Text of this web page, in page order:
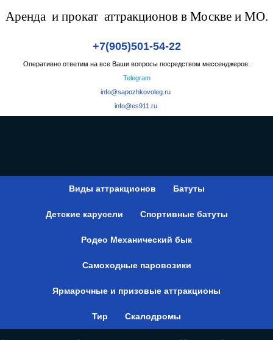
Аренда и прокат аттракционов в Москве и МО.
+7(905)501-54-22
Оперативно ответим на все Ваши вопросы посредством мессенджеров:
Telegram
info@sapozhkovoleg.ru
info@es911.ru
Виды аттракционов Батуты
Детские карусели Спортивные батуты
Родео Механический бык
Самоходные паровозики
Ярмарочные и призовые аттракционы
Тир Скалодромы